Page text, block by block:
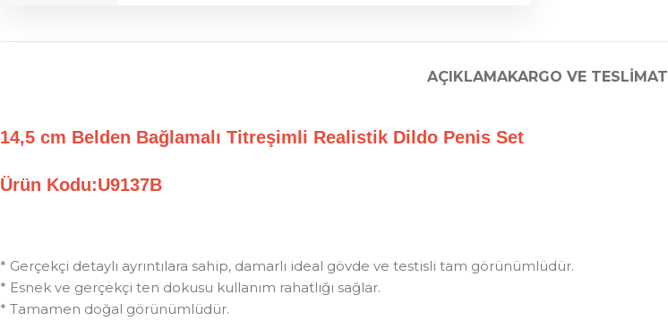
AÇIKLAMAKARGO VE TESLIMAT
14,5 cm Belden Bağlamalı Titreşimli Realistik Dildo Penis Set
Ürün Kodu:U9137B
* Gerçekçi detaylı ayrıntılara sahip, damarlı ideal gövde ve testisli tam görünümlüdür.
* Esnek ve gerçekçi ten dokusu kullanım rahatlığı sağlar.
* Tamamen doğal görünümlüdür.